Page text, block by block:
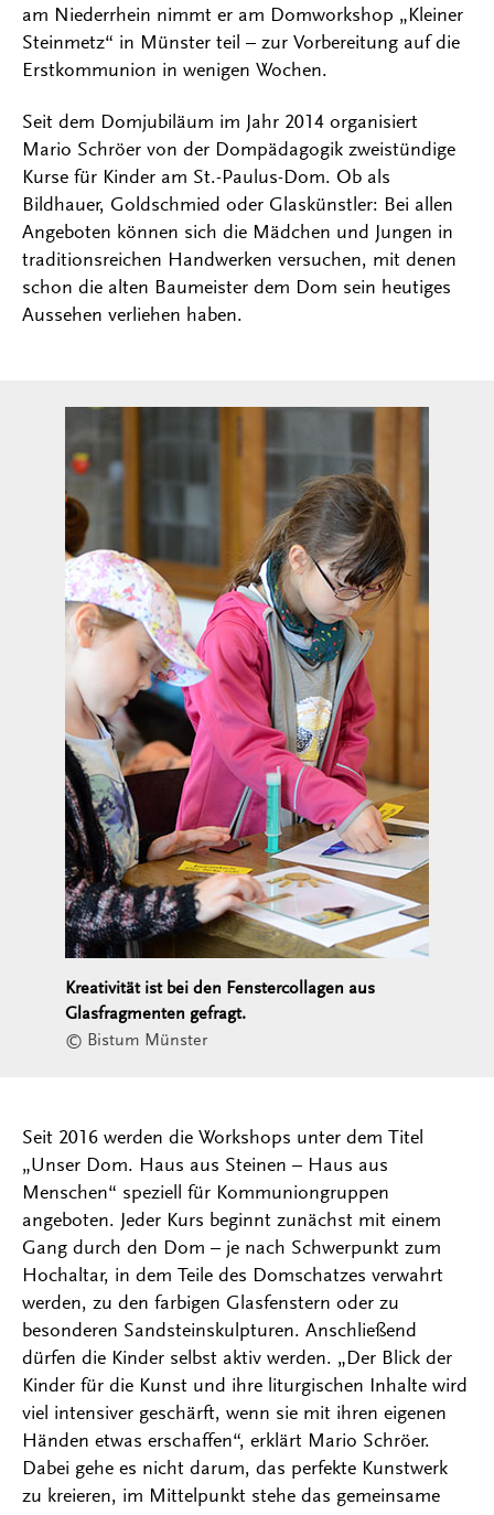
am Niederrhein nimmt er am Domworkshop „Kleiner
Steinmetz“ in Münster teil – zur Vorbereitung auf die
Erstkommunion in wenigen Wochen.
Seit dem Domjubiläum im Jahr 2014 organisiert
Mario Schröer von der Dompädagogik zweistündige
Kurse für Kinder am St.-Paulus-Dom. Ob als
Bildhauer, Goldschmied oder Glaskünstler: Bei allen
Angeboten können sich die Mädchen und Jungen in
traditionsreichen Handwerken versuchen, mit denen
schon die alten Baumeister dem Dom sein heutiges
Aussehen verliehen haben.
Kreativität ist bei den Fenstercollagen aus
Glasfragmenten gefragt.
© Bistum Münster
Seit 2016 werden die Workshops unter dem Titel
„Unser Dom. Haus aus Steinen – Haus aus
Menschen“ speziell für Kommuniongruppen
angeboten. Jeder Kurs beginnt zunächst mit einem
Gang durch den Dom – je nach Schwerpunkt zum
Hochaltar, in dem Teile des Domschatzes verwahrt
werden, zu den farbigen Glasfenstern oder zu
besonderen Sandsteinskulpturen. Anschließend
dürfen die Kinder selbst aktiv werden. „Der Blick der
Kinder für die Kunst und ihre liturgischen Inhalte wird
viel intensiver geschärft, wenn sie mit ihren eigenen
Händen etwas erschaffen“, erklärt Mario Schröer.
Dabei gehe es nicht darum, das perfekte Kunstwerk
zu kreieren, im Mittelpunkt stehe das gemeinsame